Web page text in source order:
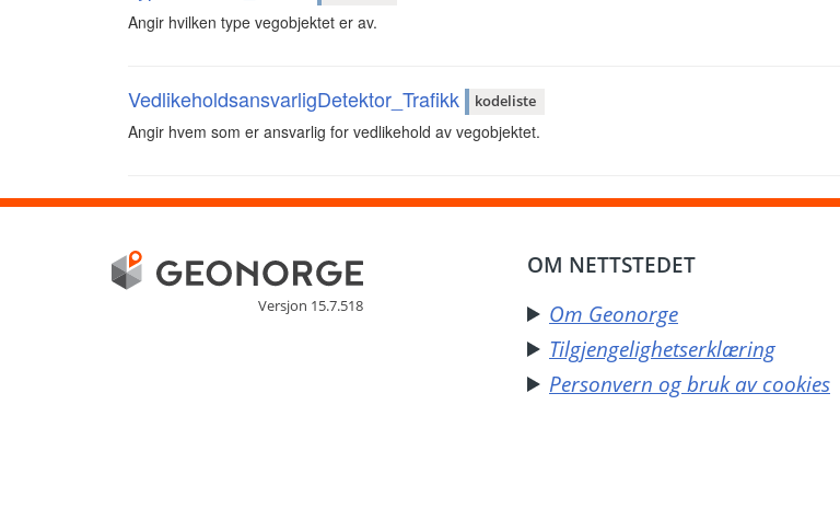
Angir hvilken type vegobjektet er av.
VedlikeholdsansvarligDetektor_Trafikk kodeliste
Angir hvem som er ansvarlig for vedlikehold av vegobjektet.